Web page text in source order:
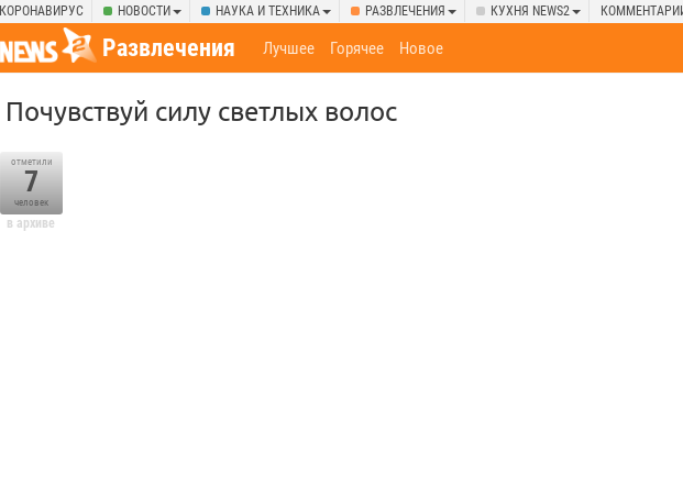
КОРОНАВИРУС НОВОСТИ НАУКА И ТЕХНИКА РАЗВЛЕЧЕНИЯ КУХНЯ NEWS2
Развлечения Лучшее Горячее Новое
Почувствуй силу светлых волос
отметили
7
человек
в архиве